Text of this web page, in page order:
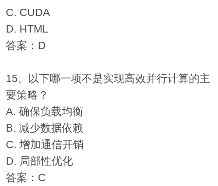
C. CUDA
D. HTML
答案：D
15、以下哪一项不是实现高效并行计算的主
要策略？
A. 确保负载均衡
B. 减少数据依赖
C. 增加通信开销
D. 局部性优化
答案：C